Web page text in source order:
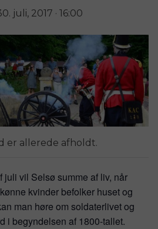
juli, 2017 · 16:00
er allerede afholdt.
juli vil Selsø summe af liv, når
kvinder befolker huset og
man høre om soldaterlivet og
i begyndelsen af 1800-tallet.